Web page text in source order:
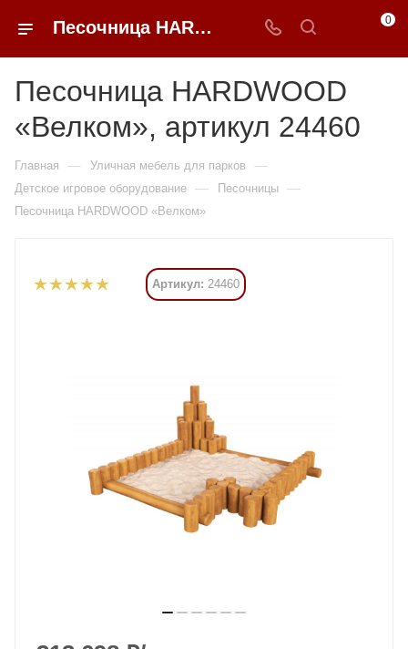
Песочница HARDWOOD «Велком» купить в Москве от 285 180 ₽ - 0FFER 0
Песочница HARDWOOD
«Велком», артикул 24460
Главная — Уличная мебель для парков —
Детское игровое оборудование — Песочницы —
Песочница HARDWOOD «Велком»
Артикул: 24460